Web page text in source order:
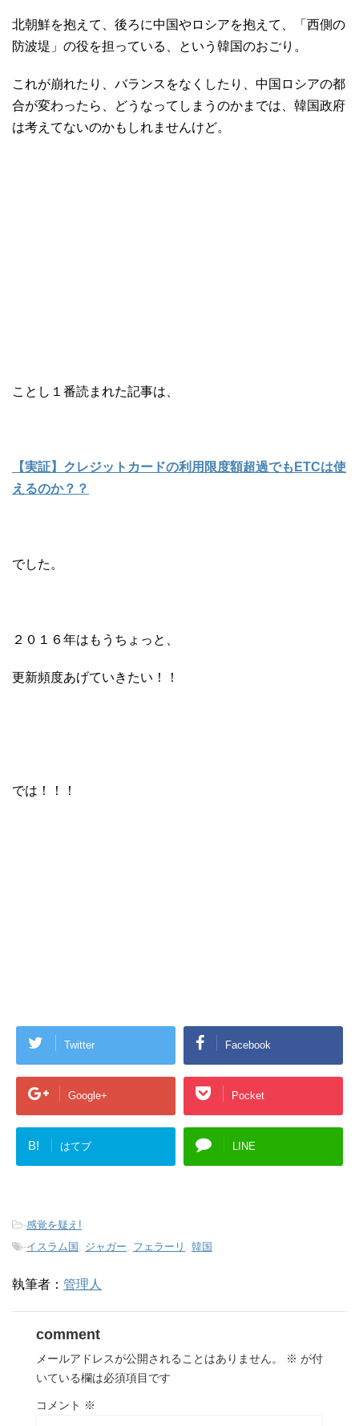
北朝鮮を抱えて、後ろに中国やロシアを抱えて、「西側の
防波堤」の役を担っている、という韓国のおごり。
これが崩れたり、バランスをなくしたり、中国ロシアの都
合が変わったら、どうなってしまうのかまでは、韓国政府
は考えてないのかもしれませんけど。
ことし１番読まれた記事は、
【実証】クレジットカードの利用限度額超過でもETCは使
えるのか？？
でした。
２０１６年はもうちょっと、
更新頻度あげていきたい！！
では！！！
Twitter Facebook
Google+ Pocket
B! はてブ LINE
-感覚を疑え!
-イスラム国 ジャガー フェラーリ 韓国
執筆者： 管理人
comment
メールアドレスが公開されることはありません。 ※ が付
いている欄は必須項目です
コメント ※